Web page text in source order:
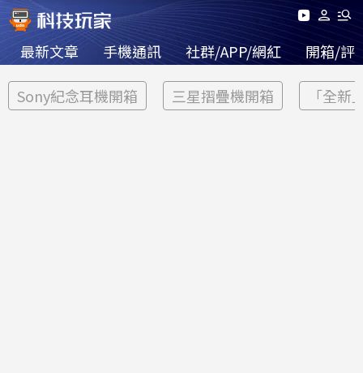
最新文章 手機通訊 社群/APP/網紅 開箱/評
Sony紀念耳機開箱 三星摺疊機開箱 「全新